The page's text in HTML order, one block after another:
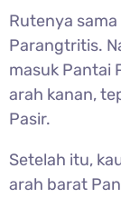
Rutenya
Parangtritis.
masuk Pantai
arah kanan,
Pasir.
Setelah itu,
arah barat